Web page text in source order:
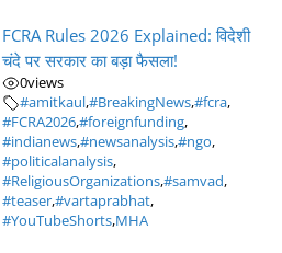
FCRA Rules 2026 Explained: विदेशी
चंदे पर सरकार का बड़ा फैसला!
0views
#amitkaul,#BreakingNews,#fcra,
#FCRA2026,#foreignfunding,
#indianews,#newsanalysis,#ngo,
#politicalanalysis,
#ReligiousOrganizations,#samvad,
#teaser,#vartaprabhat,
#YouTubeShorts,MHA